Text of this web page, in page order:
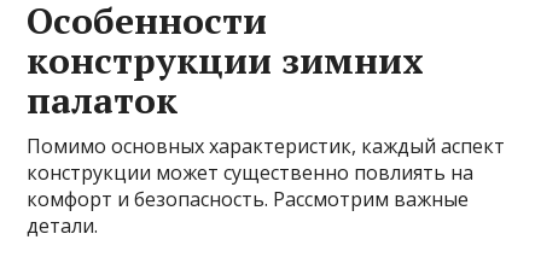
Особенности
конструкции зимних
палаток
Помимо основных характеристик, каждый аспект
конструкции может существенно повлиять на
комфорт и безопасность. Рассмотрим важные
детали.